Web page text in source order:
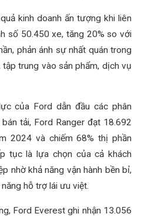
kinh doanh ấn tượng khi liên
số 50.450 xe, tăng 20% so với
phản ánh sự nhất quán trong
trung vào sản phẩm, dịch vụ
của Ford dẫn đầu các phân
tải, Ford Ranger đạt 18.692
2024 và chiếm 68% thị phần
tục là lựa chọn của cả khách
nhờ khả năng vận hành bền bỉ,
hỗ trợ lái ưu việt.
Ford Everest ghi nhận 13.056